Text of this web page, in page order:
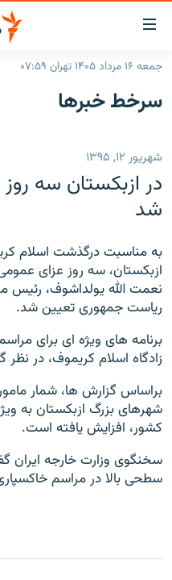
لینک‌های
قابلیت
دسترسی
بازگشت
اصلی
رفتن
صفحه
ایران
رادیو
انتخاب کنید و بشنوید
فرکانس‌ها
پادکست
گزارش‌های تصویری
گزارش‌های ویدئویی
زنان فردا
English
به ما بپیوندید
زبان‌های دیگر
جمعه ۱۶ مرداد ۱۴۰۵ تهران ۰۷:۵۹
سرخط‌ خبرها
شهریور ۱۲, ۱۳۹۵
در ازبکستان سه
شد
به مناسبت درگذشت اسلام
ازبکستان، سه روز عزای
نعمت الله یولداشوف، رئیس
ریاست جمهوری تعیین شد.
برنامه های ویژه ای برای
زادگاه اسلام کریموف، در
براساس گزارش ها، شمار
شهرهای بزرگ ازبکستان به
کشور، افزایش یافته است.
سخنگوی وزارت خارجه ایران
سطحی بالا در مراسم